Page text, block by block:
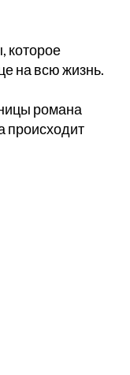
которое
на всю жизнь.
романа
происходит